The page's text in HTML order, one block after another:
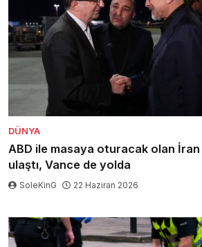
DÜNYA
ABD ile masaya oturacak olan
ulaştı, Vance de yolda
SoleKinG 22 Haziran 2026